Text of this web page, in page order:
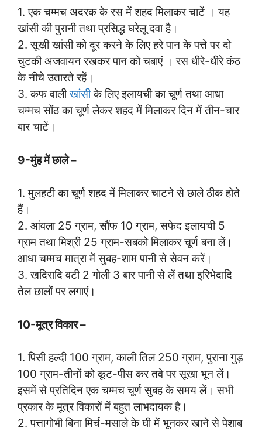
1. एक चम्मच अदरक के रस में शहद मिलाकर चाटें । यह
खांसी की पुरानी तथा प्रसिद्ध घरेलू दवा है।
2. सूखी खांसी को दूर करने के लिए हरे पान के पत्ते पर दो
चुटकी अजवायन रखकर पान को चबाएं । रस धीरे-धीरे कंठ
के नीचे उतारते रहें।
3. कफ वालीखांसीके लिए इलायची का चूर्ण तथा आधा
चम्मच सोंठ का चूर्ण लेकर शहद में मिलाकर दिन में तीन-चार
बार चाटें।
9-मुंह में छाले –
1. मुलहटी का चूर्ण शहद में मिलाकर चाटने से छाले ठीक होते
हैं।
2. आंवला 25 ग्राम, सौंफ 10 ग्राम, सफेद इलायची 5
ग्राम तथा मिश्री 25 ग्राम-सबको मिलाकर चूर्ण बना लें।
आधा चम्मच मात्रा में सुबह-शाम पानी से सेवन करें।
3. खदिरादि वटी 2 गोली 3 बार पानी से लें तथा इरिभेदादि
तेल छालों पर लगाएं।
10-मूत्र विकार –
1. पिसी हल्दी 100 ग्राम, काली तिल 250 ग्राम, पुराना गुड़
100 ग्राम-तीनों को कूट-पीस कर तवे पर सूखा भून लें।
इसमें से प्रतिदिन एक चम्मच चूर्ण सुबह के समय लें। सभी
प्रकार के मूत्र विकारों में बहुत लाभदायक है।
2. पत्तागोभी बिना मिर्च-मसाले के घी में भूनकर खाने से पेशाब